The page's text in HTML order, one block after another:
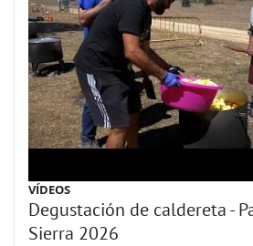
VÍDEOS
Degustación de caldereta -
Sierra 2026